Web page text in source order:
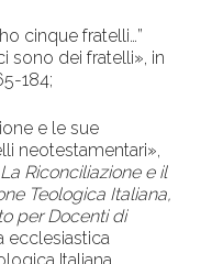
cinque fratelli…”
sono dei fratelli», in
184;
e le sue
neotestamentari»,
La Riconciliazione e il
Teologica Italiana,
per Docenti di
ecclesiastica